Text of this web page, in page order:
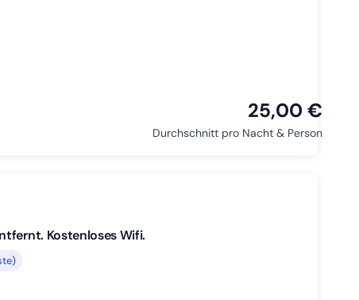
25,00 €
Durchschnitt pro Nacht & Person
Kostenloses Wifi.